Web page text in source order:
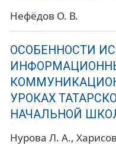
Нефёдов О. В.
ОСОБЕННОСТИ
УРОКАХ
НАЧАЛЬНОЙ
Нурова Л. А.